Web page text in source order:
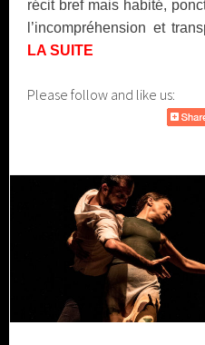
récit bref mais habité,
l’incompréhension et
LA SUITE
Please follow and like us: